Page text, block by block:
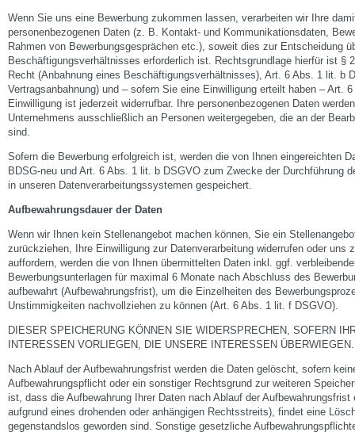
Wenn Sie uns eine Bewerbung zukommen lassen, verarbeiten wir Ihre
personenbezogenen Daten (z. B. Kontakt- und Kommunikationsdaten,
Rahmen von Bewerbungsgesprächen etc.), soweit dies zur Entscheidung
Beschäftigungsverhältnisses erforderlich ist. Rechtsgrundlage hierfür ist §
Recht (Anbahnung eines Beschäftigungsverhältnisses), Art. 6 Abs. 1 lit. b
Vertragsanbahnung) und – sofern Sie eine Einwilligung erteilt haben – Art.
Einwilligung ist jederzeit widerrufbar. Ihre personenbezogenen Daten
Unternehmens ausschließlich an Personen weitergegeben, die an der
sind.
Sofern die Bewerbung erfolgreich ist, werden die von Ihnen eingereichten
BDSG-neu und Art. 6 Abs. 1 lit. b DSGVO zum Zwecke der Durchführung
in unseren Datenverarbeitungssystemen gespeichert.
Aufbewahrungsdauer der Daten
Wenn wir Ihnen kein Stellenangebot machen können, Sie ein
zurückziehen, Ihre Einwilligung zur Datenverarbeitung widerrufen oder uns
auffordern, werden die von Ihnen übermittelten Daten inkl. ggf.
Bewerbungsunterlagen für maximal 6 Monate nach Abschluss des
aufbewahrt (Aufbewahrungsfrist), um die Einzelheiten des
Unstimmigkeiten nachvollziehen zu können (Art. 6 Abs. 1 lit. f DSGVO).
DIESER SPEICHERUNG KÖNNEN SIE WIDERSPRECHEN, SOFERN
INTERESSEN VORLIEGEN, DIE UNSERE INTERESSEN ÜBERWIEGEN.
Nach Ablauf der Aufbewahrungsfrist werden die Daten gelöscht, sofern
Aufbewahrungspflicht oder ein sonstiger Rechtsgrund zur weiteren
ist, dass die Aufbewahrung Ihrer Daten nach Ablauf der
aufgrund eines drohenden oder anhängigen Rechtsstreits), findet eine
gegenstandslos geworden sind. Sonstige gesetzliche